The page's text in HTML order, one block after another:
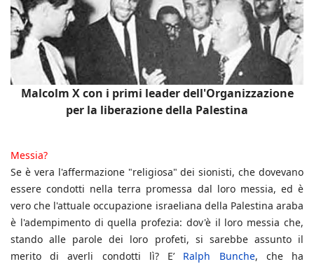
Malcolm X con i primi leader dell'Organizzazione
per la liberazione della Palestina
Messia?
Se è vera l'affermazione "religiosa" dei sionisti, che dovevano
essere condotti nella terra promessa dal loro messia, ed è
vero che l'attuale occupazione israeliana della Palestina araba
è l'adempimento di quella profezia: dov'è il loro messia che,
stando alle parole dei loro profeti, si sarebbe assunto il
merito di averli condotti lì? E’ Ralph Bunche, che ha